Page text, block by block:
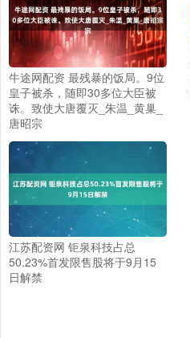
牛途网配资 最残暴的饭局。9位
皇子被杀，随即30多位大臣被
诛。致使大唐覆灭_朱温_黄巢_
唐昭宗
江苏配资网 钜泉科技占总
50.23%首发限售股将于9月15
日解禁